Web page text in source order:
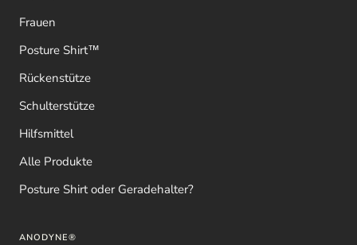
Frauen
Posture Shirt™
Rückenstütze
Schulterstütze
Hilfsmittel
Alle Produkte
Posture Shirt oder Geradehalter?
ANODYNE®